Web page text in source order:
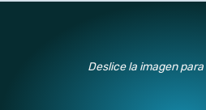
Deslice la imagen